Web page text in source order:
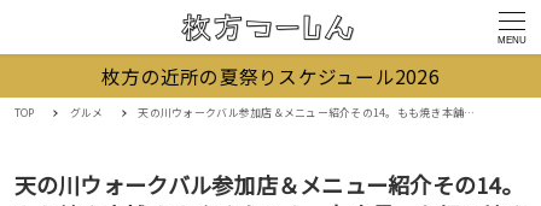
MENU
枚方の近所の夏祭りスケジュール2026
TOP グルメ 天の川ウォークバル参加店＆メニュー紹介その14。もも焼き本舗 ももやきちゃん、与太呂、お好み焼き 八洲、居心伝枚方駅前店
天の川ウォークバル参加店＆メニュー紹介その14。